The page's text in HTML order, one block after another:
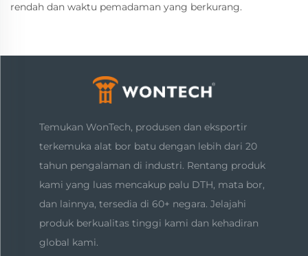
rendah dan waktu pemadaman yang berkurang.
Temukan WonTech, produsen dan eksportir
terkemuka alat bor batu dengan lebih dari 20
tahun pengalaman di industri. Rentang produk
kami yang luas mencakup palu DTH, mata bor,
dan lainnya, tersedia di 60+ negara. Jelajahi
produk berkualitas tinggi kami dan kehadiran
global kami.